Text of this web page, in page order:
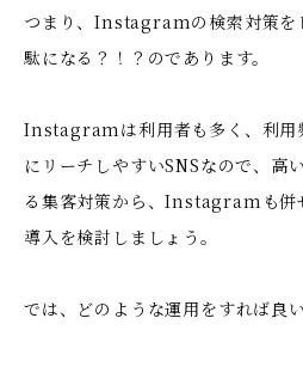
つまり、Instagramの検索対策を
駄になる？！？のであります。
Instagramは利用者も多く、利用
にリーチしやすいSNSなので、高
る集客対策から、Instagramも併
導入を検討しましょう。
では、どのような運用をすれば良